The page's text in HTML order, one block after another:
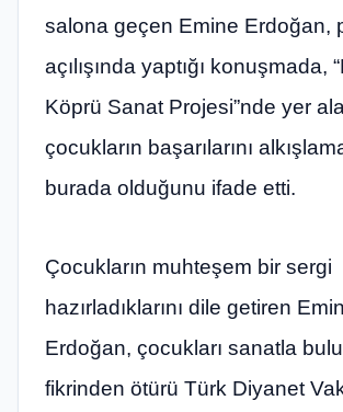
salona geçen Emine Erdoğan,
açılışında yaptığı konuşmada,
Köprü Sanat Projesi”nde yer
çocukların başarılarını
burada olduğunu ifade etti.
Çocukların muhteşem bir sergi
hazırladıklarını dile getiren
Erdoğan, çocukları sanatla
fikrinden ötürü Türk Diyanet